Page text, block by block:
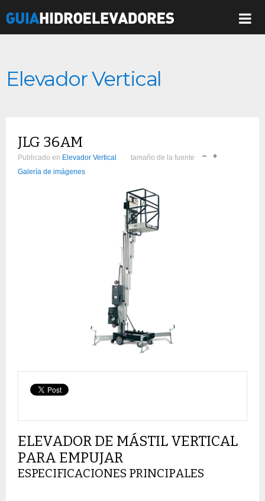
Elevador Vertical
JLG 36AM
Publicado en Elevador Vertical
tamaño de la fuente
Galería de imágenes
ELEVADOR DE MÁSTIL VERTICAL
PARA EMPUJAR
ESPECIFICACIONES PRINCIPALES